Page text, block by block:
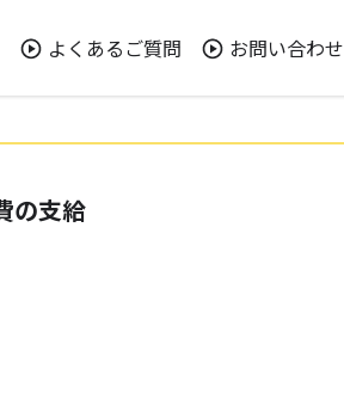
よくあるご質問 お問い合わせ
の支給